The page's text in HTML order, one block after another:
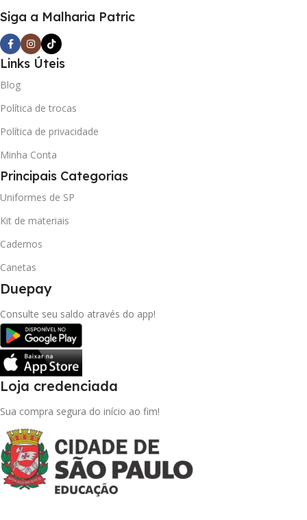
Siga a Malharia Patric
Links Úteis
Blog
Política de trocas
Política de privacidade
Minha Conta
Principais Categorias
Uniformes de SP
Kit de materiais
Cadernos
Canetas
Duepay
Consulte seu saldo através do app!
Loja credenciada
Sua compra segura do início ao fim!